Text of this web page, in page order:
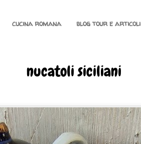
cucina romana blog tour e articoli
nucatoli siciliani